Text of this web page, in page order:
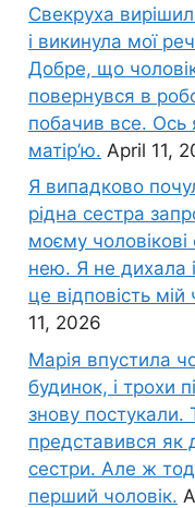
Свекруха
і викинула мої
Добре, що
повернувся в
побачив все. Ось
матір’ю. April 11,
Я випадково
рідна сестра
моєму
нею. Я не дихала
це відповість мій
11, 2026
Марія впустила
будинок, і трохи
знову постукали.
представився як
сестри. Але ж
перший чоловік.